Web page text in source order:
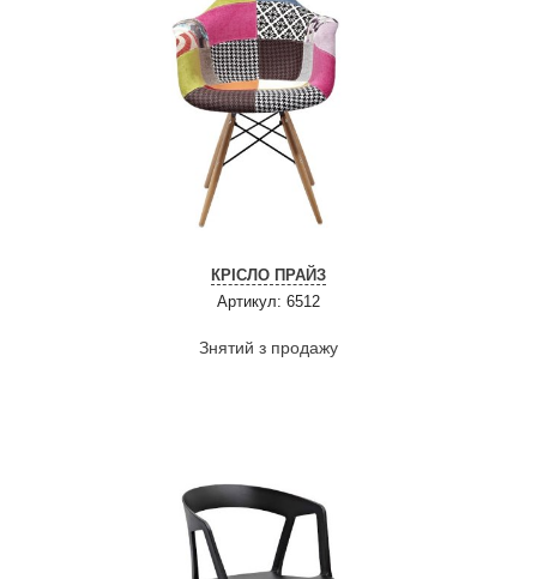
КРІСЛО ПРАЙЗ
Артикул: 6512
Знятий з продажу